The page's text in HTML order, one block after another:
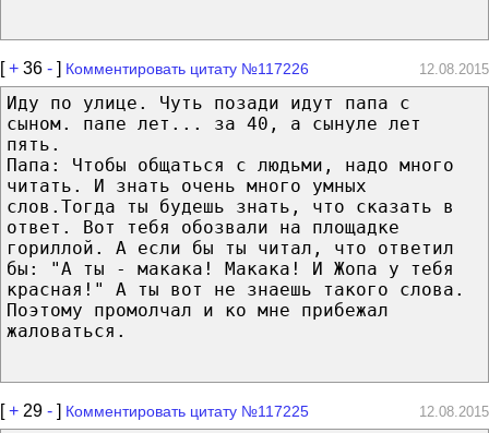
[+ 36 - ] Комментировать цитату №117226 12.08.2015
Иду по улице. Чуть позади идут папа с
сыном. папе лет... за 40, а сынуле лет
пять.
Папа: Чтобы общаться с людьми, надо много
читать. И знать очень много умных
слов.Тогда ты будешь знать, что сказать в
ответ. Вот тебя обозвали на площадке
гориллой. А если бы ты читал, что ответил
бы: "А ты - макака! Макака! И Жопа у тебя
красная!" А ты вот не знаешь такого слова.
Поэтому промолчал и ко мне прибежал
жаловаться.
[+ 29 - ] Комментировать цитату №117225 12.08.2015